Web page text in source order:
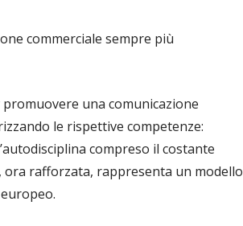
commerciale sempre più
una comunicazione
le rispettive competenze:
compreso il costante
rafforzata, rappresenta un modello